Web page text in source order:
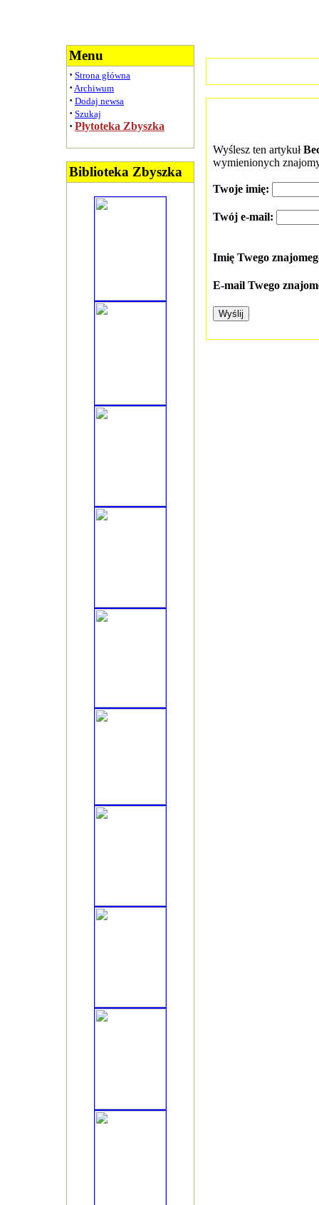
Menu
· Strona główna
· Archiwum
· Dodaj newsa
· Szukaj
· Płytoteka Zbyszka
Biblioteka Zbyszka
Wyślesz ten artykuł
wymienionych
Twoje imię:
Twój e-mail:
Imię Twego
E-mail Twego